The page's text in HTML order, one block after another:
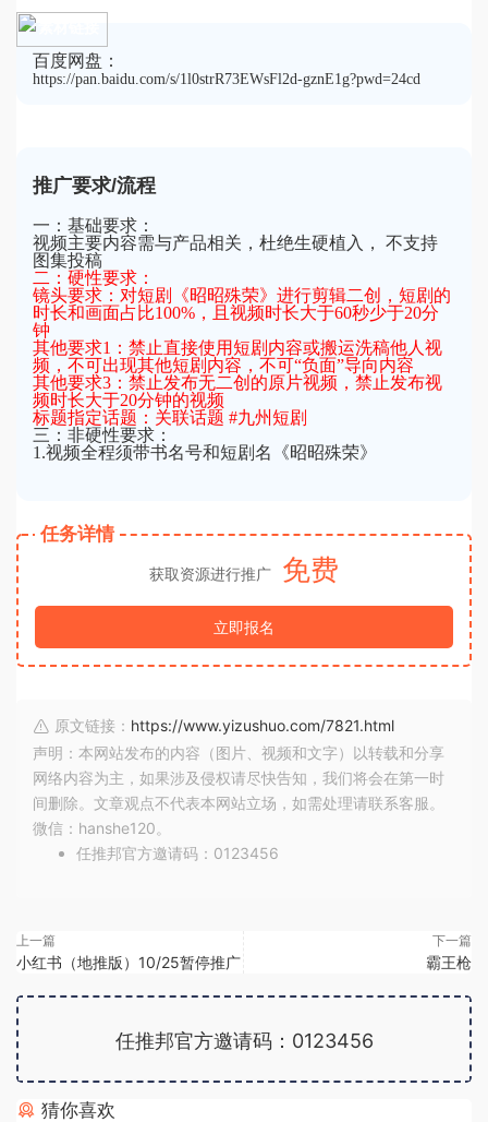
百度网盘：
https://pan.baidu.com/s/1l0strR73EWsFl2d-gznE1g?pwd=24cd
推广要求/流程
一：基础要求：
视频主要内容需与产品相关，杜绝生硬植入， 不支持
图集投稿
二：硬性要求：
镜头要求：对短剧《昭昭殊荣》进行剪辑二创，短剧的
时长和画面占比100%，且视频时长大于60秒少于20分
钟
其他要求1：禁止直接使用短剧内容或搬运洗稿他人视
频，不可出现其他短剧内容，不可“负面”导向内容
其他要求3：禁止发布无二创的原片视频，禁止发布视
频时长大于20分钟的视频
标题指定话题：关联话题 #九州短剧
三：非硬性要求：
1.视频全程须带书名号和短剧名《昭昭殊荣》
任务详情
获取资源进行推广 免费
立即报名
原文链接： https://www.yizushuo.com/7821.html
声明：本网站发布的内容（图片、视频和文字）以转载和分享
网络内容为主，如果涉及侵权请尽快告知，我们将会在第一时
间删除。文章观点不代表本网站立场，如需处理请联系客服。
微信：hanshe120。
任推邦官方邀请码：0123456
上一篇
小红书（地推版）10/25暂停推广
下一篇
霸王枪
任推邦官方邀请码：0123456
猜你喜欢